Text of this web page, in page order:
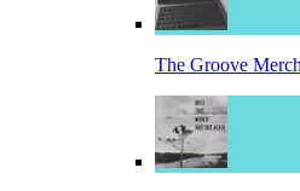
The Groove